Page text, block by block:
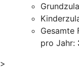
Gesamte
pro Jahr:
>